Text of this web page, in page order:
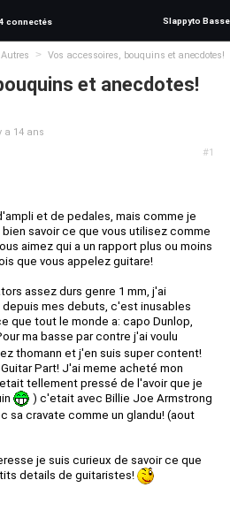
connectés Slappyto Basse
> Vos accessoires, bouquins et anecdotes!
et anecdotes!
#1
a 14 ans
et de pedales, mais comme je
savoir ce que vous utilisez comme
aimez qui a un rapport plus ou moins
que vous appelez guitare!
assez durs genre 1 mm, j'ai
mes debuts, c'est inusables
que tout le monde a: capo Dunlop,
ma basse par contre j'ai voulu
thomann et j'en suis super content!
Part! J'ai meme acheté mon
tellement pressé de l'avoir que je
) c'etait avec Billie Joe Armstrong
sa cravate comme un glandu! (aout
je suis curieux de savoir ce que
details de guitaristes!